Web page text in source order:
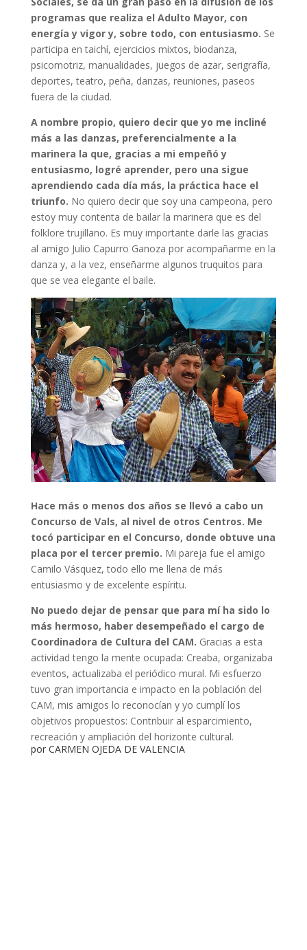
programas que realiza el Adulto Mayor, con
energía y vigor y, sobre todo, con entusiasmo. Se
participa en taichí, ejercicios mixtos, biodanza,
psicomotriz, manualidades, juegos de azar, serigrafía,
deportes, teatro, peña, danzas, reuniones, paseos
fuera de la ciudad.
A nombre propio, quiero decir que yo me incliné
más a las danzas, preferencialmente a la
marinera la que, gracias a mi empeñó y
entusiasmo, logré aprender, pero una sigue
aprendiendo cada día más, la práctica hace el
triunfo. No quiero decir que soy una campeona, pero
estoy muy contenta de bailar la marinera que es del
folklore trujillano. Es muy importante darle las gracias
al amigo Julio Capurro Ganoza por acompañarme en la
danza y, a la vez, enseñarme algunos truquitos para
que se vea elegante el baile.
Hace más o menos dos años se llevó a cabo un
Concurso de Vals, al nivel de otros Centros. Me
tocó participar en el Concurso, donde obtuve una
placa por el tercer premio. Mi pareja fue el amigo
Camilo Vásquez, todo ello me llena de más
entusiasmo y de excelente espíritu.
No puedo dejar de pensar que para mí ha sido lo
más hermoso, haber desempeñado el cargo de
Coordinadora de Cultura del CAM. Gracias a esta
actividad tengo la mente ocupada: Creaba, organizaba
eventos, actualizaba el periódico mural. Mi esfuerzo
tuvo gran importancia e impacto en la población del
CAM, mis amigos lo reconocían y yo cumplí los
objetivos propuestos: Contribuir al esparcimiento,
recreación y ampliación del horizonte cultural.
por CARMEN OJEDA DE VALENCIA